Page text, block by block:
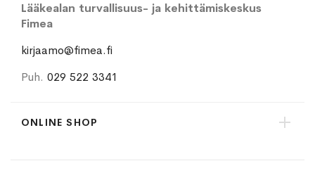
Lääkealan turvallisuus- ja kehittämiskeskus
Fimea
kirjaamo@fimea.fi
Puh. 029 522 3341
ONLINE SHOP